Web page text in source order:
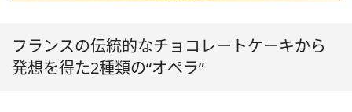
フランスの伝統的なチョコレートケーキから
発想を得た2種類の“オペラ”